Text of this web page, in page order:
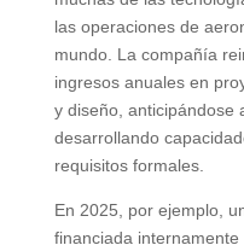
las operaciones de
mundo. La compañía
ingresos anuales en
y diseño, anticipándose
desarrollando
requisitos formales.
En 2025, por ejemplo,
financiada